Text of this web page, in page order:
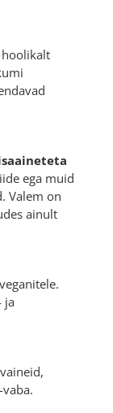
ega muid
Valem on
ainult
ja